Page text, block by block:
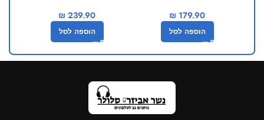
₪ 179.90
הוספה לסל
android auto
₪ 239.90
הוספה לסל